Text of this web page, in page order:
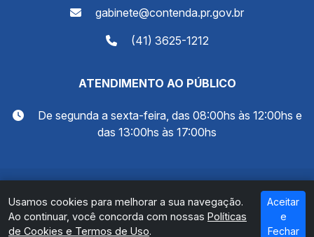
gabinete@contenda.pr.gov.br
(41) 3625-1212
ATENDIMENTO AO PÚBLICO
De segunda a sexta-feira, das 08:00hs às 12:00hs e
das 13:00hs às 17:00hs
© 2026 Prefeitura Municipal de Contenda - PR. Todos
os direitos reservados.
Usamos cookies para melhorar a sua navegação.
Ao continuar, você concorda com nossas Políticas
de Cookies e Termos de Uso.
Aceitar
e
Fechar